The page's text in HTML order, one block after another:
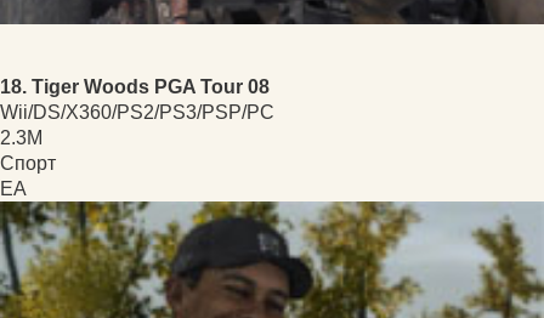
18. Tiger Woods PGA Tour 08
Wii/DS/X360/PS2/PS3/PSP/PC
2.3M
Спорт
EA